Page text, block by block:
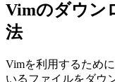
Vimのダウン
法
Vimを利用するため
いるファイルをダウ